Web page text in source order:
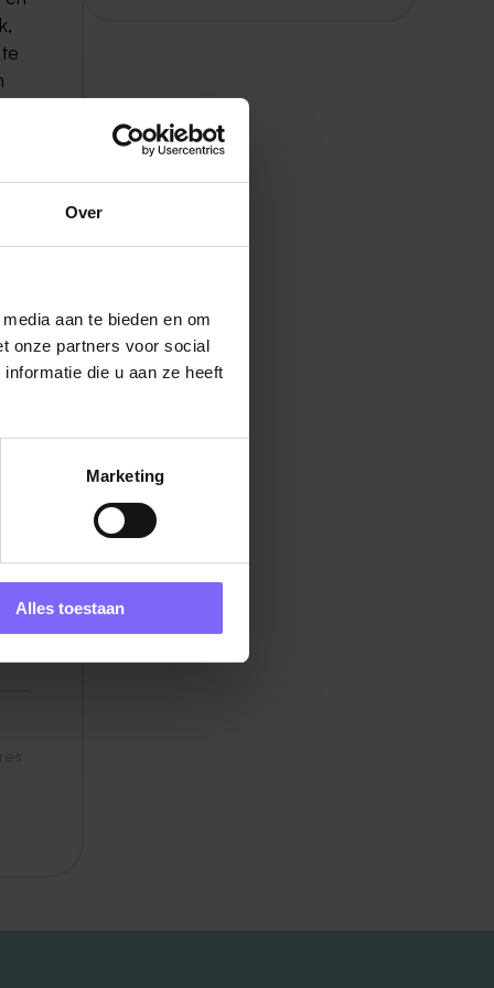
Over
aan te bieden en om
onze partners voor social
die u aan ze heeft
Marketing
Alles toestaan